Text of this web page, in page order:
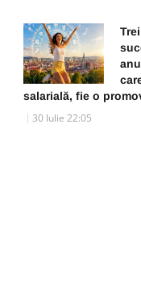
salarială, fie o
30 Iulie 22:05